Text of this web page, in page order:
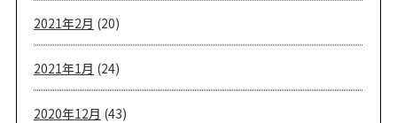
2021年2月 (20)
2021年1月 (24)
2020年12月 (43)